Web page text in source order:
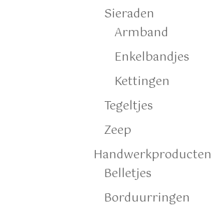
Sieraden
Armband
Enkelbandjes
Kettingen
Tegeltjes
Zeep
Handwerkproducten
Belletjes
Borduurringen